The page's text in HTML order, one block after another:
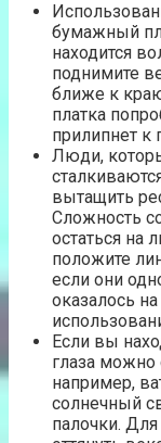
бумажный
находится
поднимите
ближе к
платка
прилипнет к
Люди,
вытащить
Сложность
остаться на
положите
если они
оказалось
Если вы
глаза
например,
солнечный
палочки.